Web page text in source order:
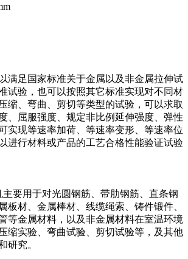
满足国家标准关于金属以及非金属拉伸试
试验，也可以按照其它标准实现对不同材
缩、弯曲、剪切等类型的试验，可以求取
、屈服强度、规定非比例延伸强度、弹性
实现等速率加荷、等速率变形、等速率位
进行材料或产品的工艺合格性能验证试验
主要用于对光圆钢筋、带肋钢筋、直条钢
板材、金属棒材、线缆绳索、铸件锻件、
等金属材料，以及非金属材料在室温环境
缩实验、弯曲试验、剪切试验等，及其他
研究。